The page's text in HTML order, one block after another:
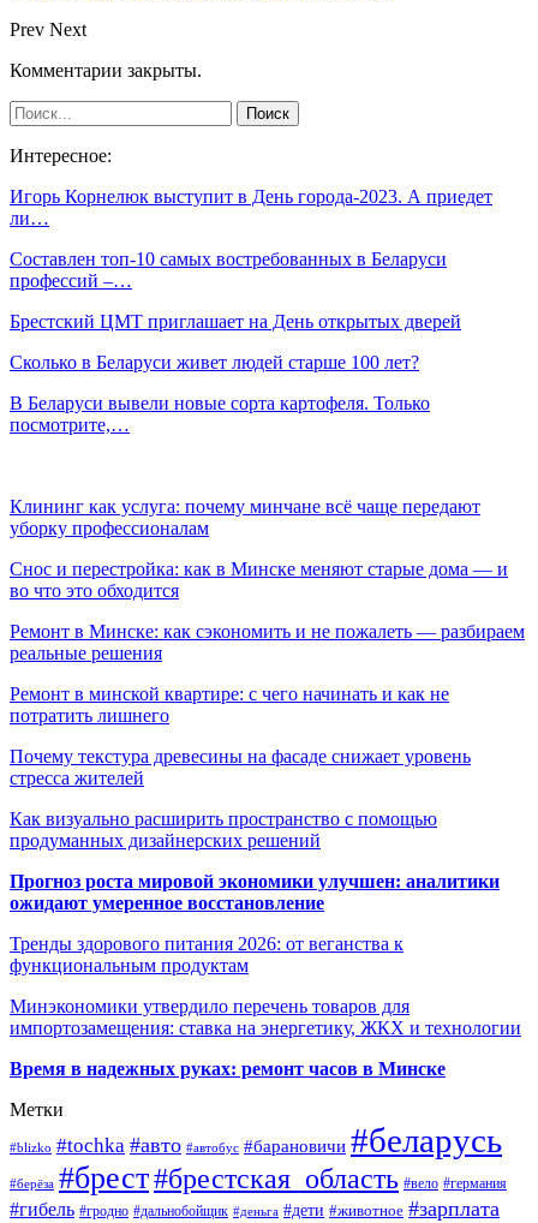
Prev Next
Комментарии закрыты.
Интересное:
Игорь Корнелюк выступит в День города-2023. А приедет
ли…
Составлен топ-10 самых востребованных в Беларуси
профессий –…
Брестский ЦМТ приглашает на День открытых дверей
Сколько в Беларуси живет людей старше 100 лет?
В Беларуси вывели новые сорта картофеля. Только
посмотрите,…
Клининг как услуга: почему минчане всё чаще передают
уборку профессионалам
Снос и перестройка: как в Минске меняют старые дома — и
во что это обходится
Ремонт в Минске: как сэкономить и не пожалеть — разбираем
реальные решения
Ремонт в минской квартире: с чего начинать и как не
потратить лишнего
Почему текстура древесины на фасаде снижает уровень
стресса жителей
Как визуально расширить пространство с помощью
продуманных дизайнерских решений
Прогноз роста мировой экономики улучшен: аналитики
ожидают умеренное восстановление
Тренды здорового питания 2026: от веганства к
функциональным продуктам
Минэкономики утвердило перечень товаров для
импортозамещения: ставка на энергетику, ЖКХ и технологии
Время в надежных руках: ремонт часов в Минске
Метки
#blizko #tochka #авто #автобус #барановичи #беларусь
#берёза #брест#брестская_область #вело #германия
#гибель #гродно #дальнобойщик #деньга #дети #животное #зарплата